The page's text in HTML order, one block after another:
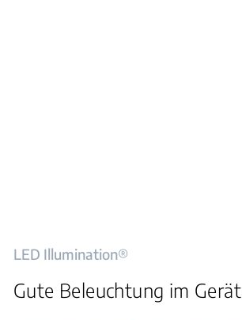
LED Illumination®
Gute Beleuchtung im Gerät